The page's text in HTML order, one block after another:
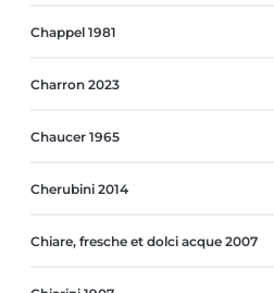
Chappel 1981
Charron 2023
Chaucer 1965
Cherubini 2014
Chiare, fresche et dolci acque 2007